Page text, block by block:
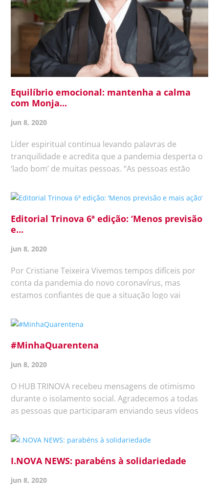
Equilíbrio emocional: mantenha a calma
com Monja...
jun 8, 2020
Líder espiritual continua levando palavras de
tranquilidade e acredita que a pandemia desperta o
‘lado bom’ de muitas pessoas. “As pessoas estão
a principal líder espiritual do Zen Budismo no país e
Editorial Trinova 6ª edição: ‘Menos previsão
e...
jun 8, 2020
Por Cristiane Teixeira Vivemos tempos difíceis por
conta da pandemia do novo coronavírus, mas
estamos confiantes de que a situação logo vai
com a saúde, a solidariedade e a informação são um
dos remédios mais eficazes...
#MinhaQuarentena
jun 8, 2020
O HUB TRINOVA recebeu mensagens de otimismo
durante o isolamento social. Agradecemos a todas
as pessoas que participaram enviando seus vídeos
Parabenizamos, em especial, os profissionais da
saúde que estão na linha de frente...
I.NOVA NEWS: parabéns à solidariedade
jun 8, 2020